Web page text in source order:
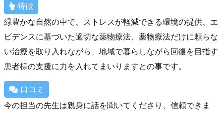
特徴
緑豊かな自然の中で、ストレスが軽減できる環境の提供、エ
ビデンスに基づいた適切な薬物療法、薬物療法だけに頼らな
い治療を取り入れながら、地域で暮らしながら回復を目指す
患者様の支援に力を入れてまいりますとの事です。
口コミ
今の担当の先生は親身に話を聞いてくださり、信頼できま